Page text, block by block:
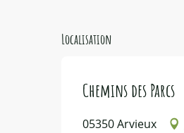
Localisation
Chemins des Parcs
05350 Arvieux